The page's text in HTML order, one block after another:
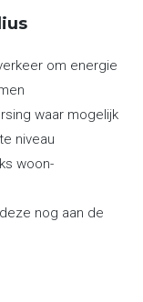
om energie
waar mogelijk
niveau
woon-
nog aan de